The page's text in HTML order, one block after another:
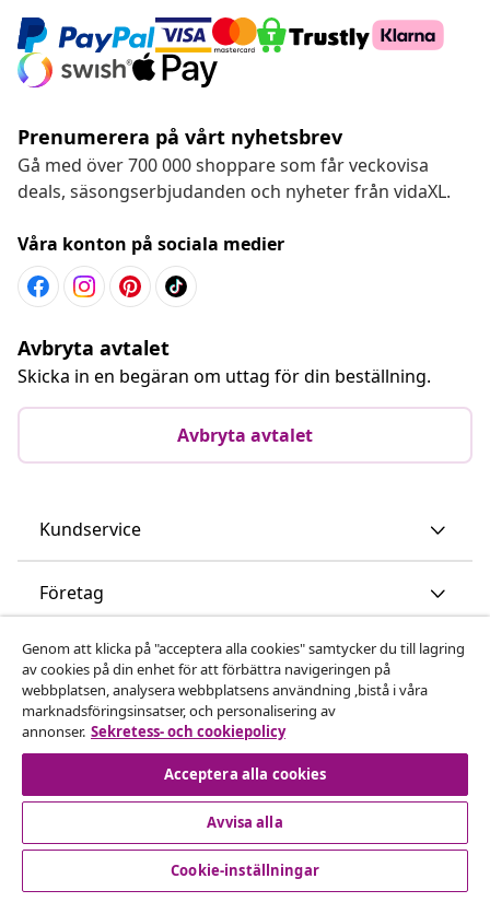
Prenumerera på vårt nyhetsbrev
Gå med över 700 000 shoppare som får veckovisa
deals, säsongserbjudanden och nyheter från vidaXL.
Våra konton på sociala medier
Avbryta avtalet
Skicka in en begäran om uttag för din beställning.
Avbryta avtalet
Kundservice
Företag
vidaXL
Upptäck mer
© 2008-2026 vidaXL www.vidaxl.se är en webbshop från
Genom att klicka på "acceptera alla cookies" samtycker du till lagring
av cookies på din enhet för att förbättra navigeringen på
webbplatsen, analysera webbplatsens användning ,bistå i våra
marknadsföringsinsatser, och personalisering av
annonser. Sekretess- och cookiepolicy
Acceptera alla cookies
Avvisa alla
Cookie-inställningar